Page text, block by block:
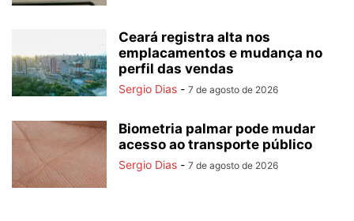
Ceará registra alta nos
emplacamentos e mudança no
perfil das vendas
Sergio Dias - 7 de agosto de 2026
Biometria palmar pode mudar
acesso ao transporte público
Sergio Dias - 7 de agosto de 2026